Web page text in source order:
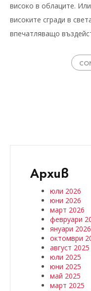
високо в облаците.
високите сгради в
впечатляващо
Архив
юли 2026
юни 2026
март 2026
февруари
януари 2026
октомври
август 2025
юли 2025
юни 2025
май 2025
март 2025